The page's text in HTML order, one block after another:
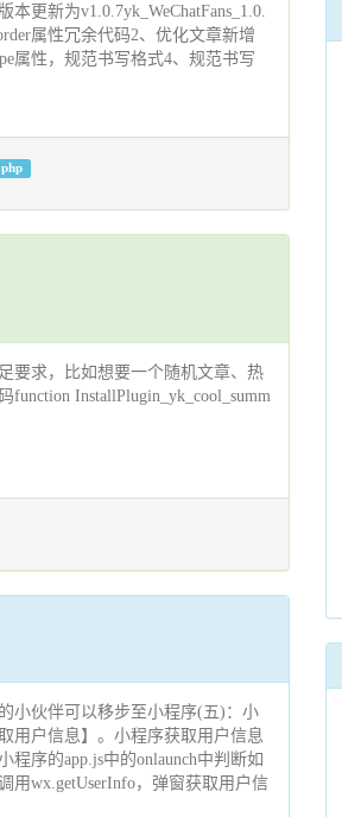
更新为v1.0.7yk_WeChatFans_1.0.
属性冗余代码2、优化文章新增
属性，规范书写格式4、规范书写
php
要求，比如想要一个随机文章、热
InstallPlugin_yk_cool_summ
小伙伴可以移步至小程序(五)：小
用户信息】。小程序获取用户信息
序的app.js中的onlaunch中判断如
用wx.getUserInfo，弹窗获取用户信